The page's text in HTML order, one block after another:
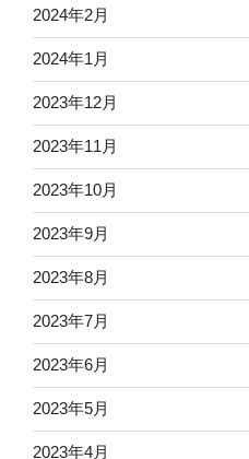
2024年2月
2024年1月
2023年12月
2023年11月
2023年10月
2023年9月
2023年8月
2023年7月
2023年6月
2023年5月
2023年4月